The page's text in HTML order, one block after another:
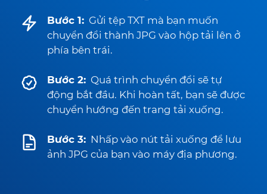
Bước 1: Gửi tệp TXT mà bạn muốn
chuyển đổi thành JPG vào hộp tải lên ở
phía bên trái.
Bước 2: Quá trình chuyển đổi sẽ tự
động bắt đầu. Khi hoàn tất, bạn sẽ được
chuyển hướng đến trang tải xuống.
Bước 3: Nhấp vào nút tải xuống để lưu
ảnh JPG của bạn vào máy địa phương.